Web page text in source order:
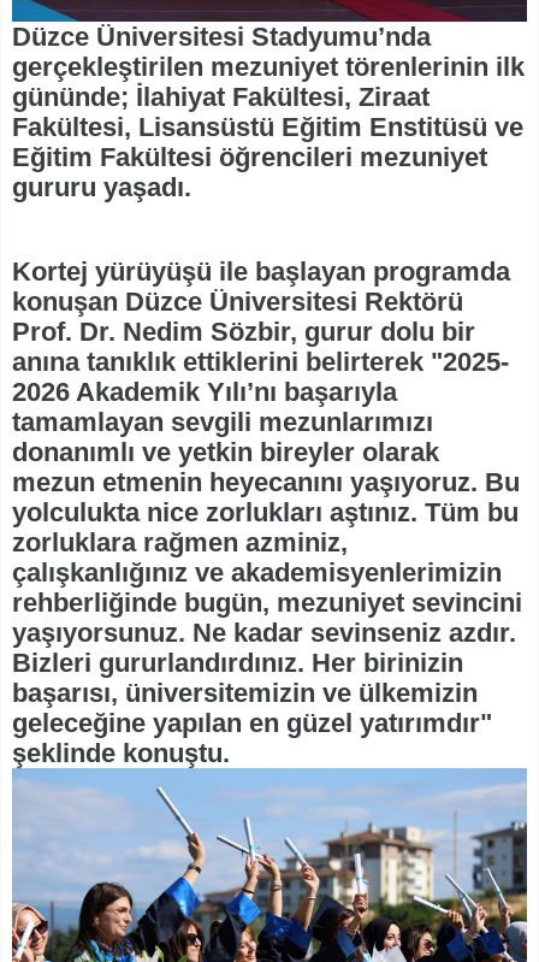
Düzce Üniversitesi Stadyumu’nda
gerçekleştirilen mezuniyet törenlerinin ilk
gününde; İlahiyat Fakültesi, Ziraat
Fakültesi, Lisansüstü Eğitim Enstitüsü ve
Eğitim Fakültesi öğrencileri mezuniyet
gururu yaşadı.
Kortej yürüyüşü ile başlayan programda
konuşan Düzce Üniversitesi Rektörü
Prof. Dr. Nedim Sözbir, gurur dolu bir
anına tanıklık ettiklerini belirterek "2025-
2026 Akademik Yılı’nı başarıyla
tamamlayan sevgili mezunlarımızı
donanımlı ve yetkin bireyler olarak
mezun etmenin heyecanını yaşıyoruz. Bu
yolculukta nice zorlukları aştınız. Tüm bu
zorluklara rağmen azminiz,
çalışkanlığınız ve akademisyenlerimizin
rehberliğinde bugün, mezuniyet sevincini
yaşıyorsunuz. Ne kadar sevinseniz azdır.
Bizleri gururlandırdınız. Her birinizin
başarısı, üniversitemizin ve ülkemizin
geleceğine yapılan en güzel yatırımdır"
şeklinde konuştu.